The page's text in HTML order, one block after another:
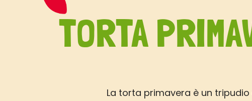
TORTA
La torta primavera è un